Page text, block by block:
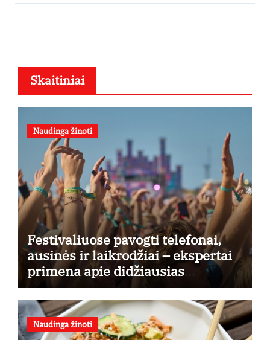
Skaitiniai
Naudinga žinoti
Festivaliuose pavogti telefonai,
ausinės ir laikrodžiai – ekspertai
primena apie didžiausias
finansines rizikas
Naudinga žinoti